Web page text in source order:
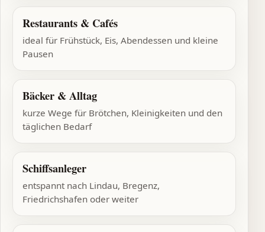
Restaurants & Cafés
ideal für Frühstück, Eis, Abendessen und kleine
Pausen
Bäcker & Alltag
kurze Wege für Brötchen, Kleinigkeiten und den
täglichen Bedarf
Schiffsanleger
entspannt nach Lindau, Bregenz,
Friedrichshafen oder weiter